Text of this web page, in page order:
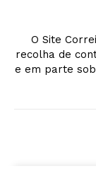
O Site
recolha de
e em parte